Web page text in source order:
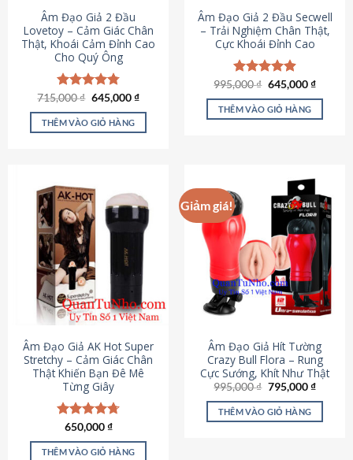
Âm Đạo Giả 2 Đầu
Lovetoy – Cảm Giác Chân
Thật, Khoái Cảm Đỉnh Cao
Cho Quý Ông
Được xếp
hạng4.79
5 sao
715,000₫ Giá
là:
715,000 ₫.
645,000₫Giá
tại
THÊM VÀO GIỎ HÀNG
Âm Đạo Giả 2 Đầu Secwell
– Trải Nghiệm Chân Thật,
Cực Khoái Đỉnh Cao
Được xếp
hạng4.88
5 sao
995,000₫ Giá
là:
995,000 ₫.
645,000₫Giá
tại
THÊM VÀO GIỎ HÀNG
Âm Đạo Giả AK Hot Super
Stretchy – Cảm Giác Chân
Thật Khiến Bạn Đê Mê
Từng Giây
Được xếp
hạng4.75
5 sao
650,000₫
THÊM VÀO GIỎ HÀNG
Giảm giá!
Âm Đạo Giả Hít Tường
Crazy Bull Flora – Rung
Cực Sướng, Khít Như Thật
995,000₫ Giá
là:
995,000 ₫.
795,000₫Giá
tại
THÊM VÀO GIỎ HÀNG